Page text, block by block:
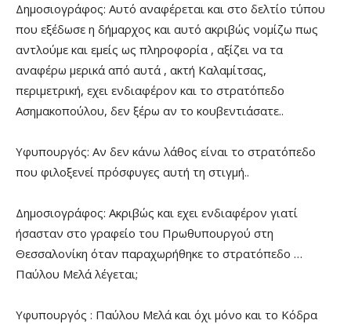
Δημοσιογράφος: Αυτό αναφέρεται και στο δελτίο τύπου
που εξέδωσε η δήμαρχος και αυτό ακριβώς νομίζω πως
αντλούμε και εμείς ως πληροφορία , αξίζει να τα
αναφέρω μερικά από αυτά , ακτή Καλαμίτσας,
περιμετρική, εχει ενδιαφέρον και το στρατόπεδο
Ασημακοπούλου, δεν ξέρω αν το κουβεντιάσατε..
Υφυπουργός: Αν δεν κάνω λάθος είναι το στρατόπεδο
που φιλοξενεί πρόσφυγες αυτή τη στιγμή..
Δημοσιογράφος: Ακριβώς και εχει ενδιαφέρον γιατί
ήσασταν στο γραφείο του Πρωθυπουργού στη
Θεσσαλονίκη όταν παραχωρήθηκε το στρατόπεδο …
Παύλου Μελά λέγεται;
Υφυπουργός : Παύλου Μελά και όχι μόνο και το Κόδρα